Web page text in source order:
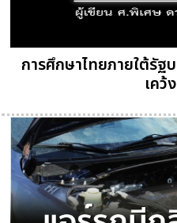
การศึกษาไทยภายใต้รัฐ
เคว้